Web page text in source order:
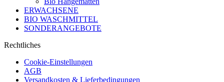
ERWACHSENE
BIO WASCHMITTEL
SONDERANGEBOTE
Rechtliches
Cookie-Einstellungen
AGB
Versandkosten & Lieferbedingungen